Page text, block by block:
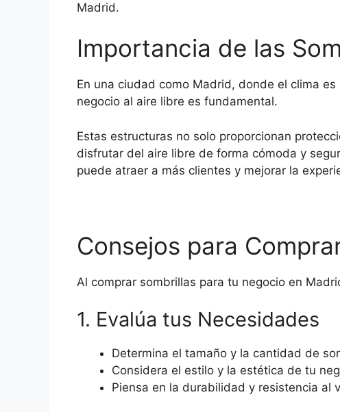
Madrid.
Importancia de las
En una ciudad como Madrid, donde el clima
negocio al aire libre es fundamental.
Estas estructuras no solo proporcionan
disfrutar del aire libre de forma cómoda y
puede atraer a más clientes y mejorar la
Consejos para
Al comprar sombrillas para tu negocio en
1. Evalúa tus Necesidades
Determina el tamaño y la cantidad de
Considera el estilo y la estética de tu
Piensa en la durabilidad y resistencia al